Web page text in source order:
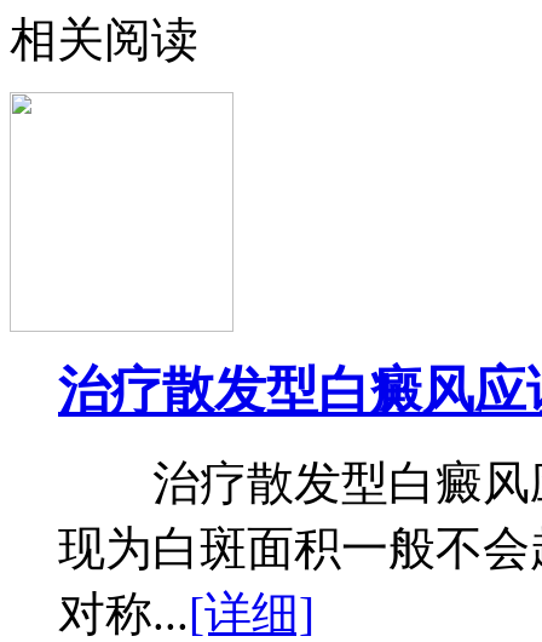
相关阅读
治疗散发型白癜风
治疗散发型白癜风
现为白斑面积一般不
对称...[详细]